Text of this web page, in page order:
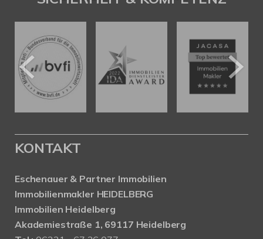
KONTAKT
Eschenauer & Partner Immobilien
Immobilienmakler HEIDELBERG
Immobilien Heidelberg
Akademiestraße 1, 69117 Heidelberg